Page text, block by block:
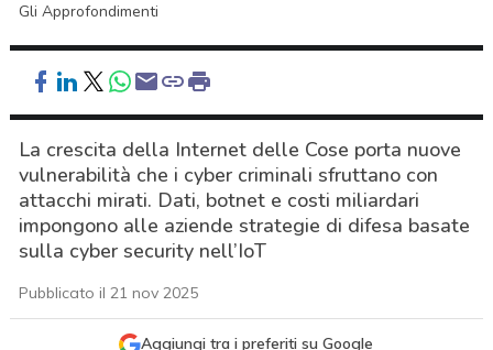
Gli Approfondimenti
La crescita della Internet delle Cose porta nuove
vulnerabilità che i cyber criminali sfruttano con
attacchi mirati. Dati, botnet e costi miliardari
impongono alle aziende strategie di difesa basate
sulla cyber security nell’IoT
Pubblicato il 21 nov 2025
Aggiungi tra i preferiti su Google